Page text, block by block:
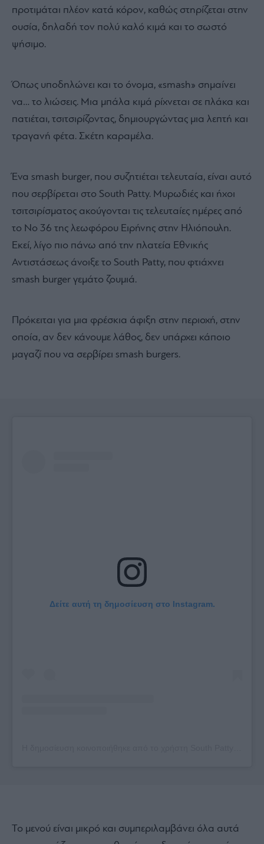
προτιμάται πλέον κατά κόρον, καθώς στηρίζεται στην
ουσία, δηλαδή τον πολύ καλό κιμά και το σωστό
ψήσιμο.
Όπως υποδηλώνει και το όνομα, «smash» σημαίνει
να… το λιώσεις. Μια μπάλα κιμά ρίχνεται σε πλάκα και
πατιέται, τσιτσιρίζοντας, δημιουργώντας μια λεπτή και
τραγανή φέτα. Σκέτη καραμέλα.
Ένα smash burger, που συζητιέται τελευταία, είναι αυτό
που σερβίρεται στο South Patty. Μυρωδιές και ήχοι
τσιτσιρίσματος ακούγονται τις τελευταίες ημέρες από
το Νο 36 της λεωφόρου Ειρήνης στην Ηλιόπουλη.
Εκεί, λίγο πιο πάνω από την πλατεία Εθνικής
Αντιστάσεως άνοιξε το South Patty, που φτιάχνει
smash burger γεμάτο ζουμιά.
Πρόκειται για μια φρέσκια άφιξη στην περιοχή, στην
οποία, αν δεν κάνουμε λάθος, δεν υπάρχει κάποιο
μαγαζί που να σερβίρει smash burgers.
Δείτε αυτή τη δημοσίευση στο Instagram.
Το μενού είναι μικρό και συμπεριλαμβάνει όλα αυτά